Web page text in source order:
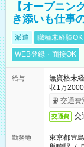
【オープニン
き添いも仕事
派遣 職種未経験OK
WEB登録・面接OK
給与
無資格未
収1万
交通費
交通費 交
勤務地
東京都豊